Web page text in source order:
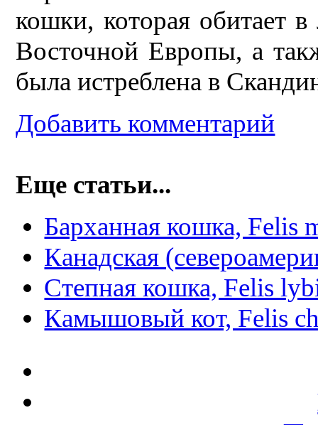
кошки, которая обитает
Восточной Европы, а
была истреблена в
Добавить комментарий
Еще статьи...
Барханная кошка, Felis
Канадская
Степная кошка, Felis
Камышовый кот, Felis